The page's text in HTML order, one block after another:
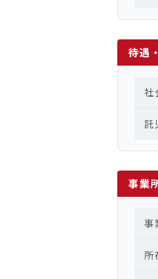
待遇
社
託
事業
事
所